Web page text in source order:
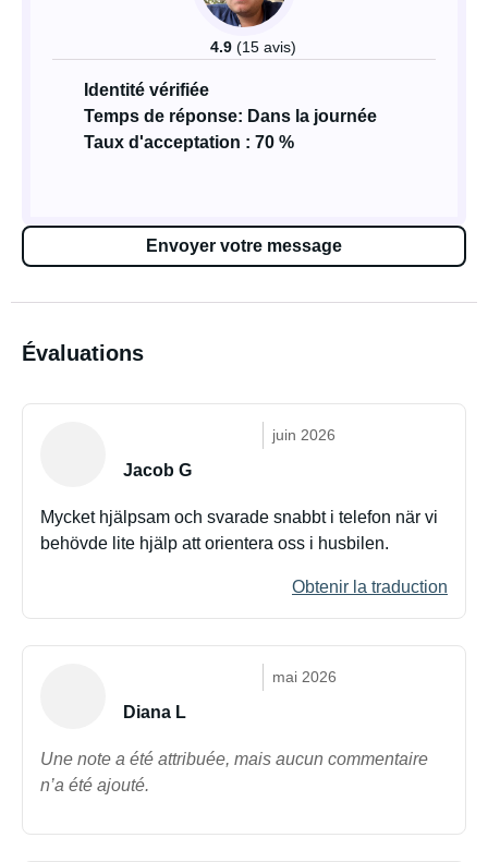
4.9 (15 avis)
Identité vérifiée
Temps de réponse: Dans la journée
Taux d'acceptation : 70 %
Envoyer votre message
Évaluations
juin 2026
Jacob G
Mycket hjälpsam och svarade snabbt i telefon när vi
behövde lite hjälp att orientera oss i husbilen.
Obtenir la traduction
mai 2026
Diana L
Une note a été attribuée, mais aucun commentaire
n’a été ajouté.